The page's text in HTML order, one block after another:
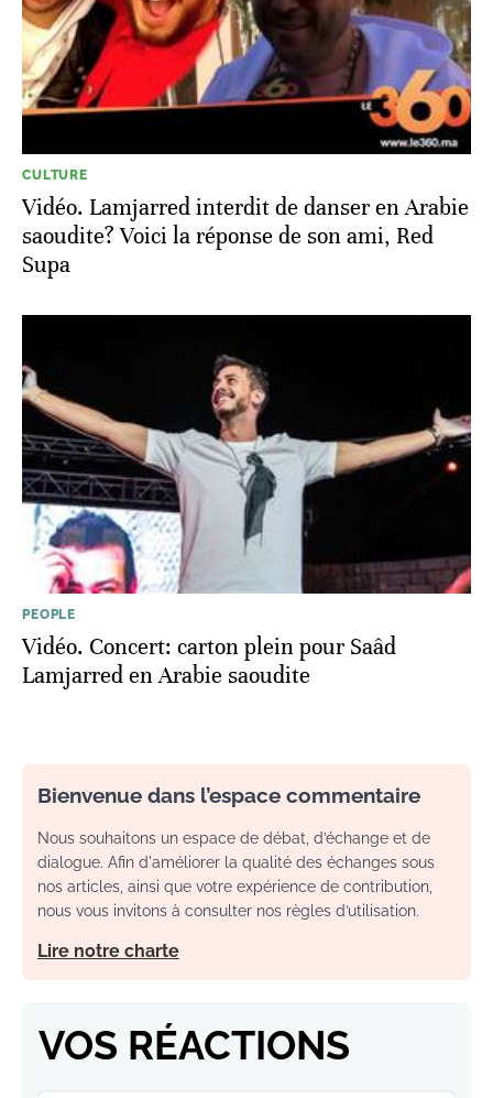
CULTURE
Vidéo. Lamjarred interdit de danser en Arabie
saoudite? Voici la réponse de son ami, Red
Supa
PEOPLE
Vidéo. Concert: carton plein pour Saâd
Lamjarred en Arabie saoudite
Bienvenue dans l’espace commentaire
Nous souhaitons un espace de débat, d’échange et de
dialogue. Afin d'améliorer la qualité des échanges sous
nos articles, ainsi que votre expérience de contribution,
nous vous invitons à consulter nos règles d’utilisation.
Lire notre charte
VOS RÉACTIONS